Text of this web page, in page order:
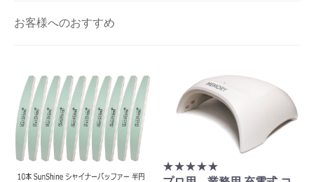
お客様へのおすすめ
★★★★★